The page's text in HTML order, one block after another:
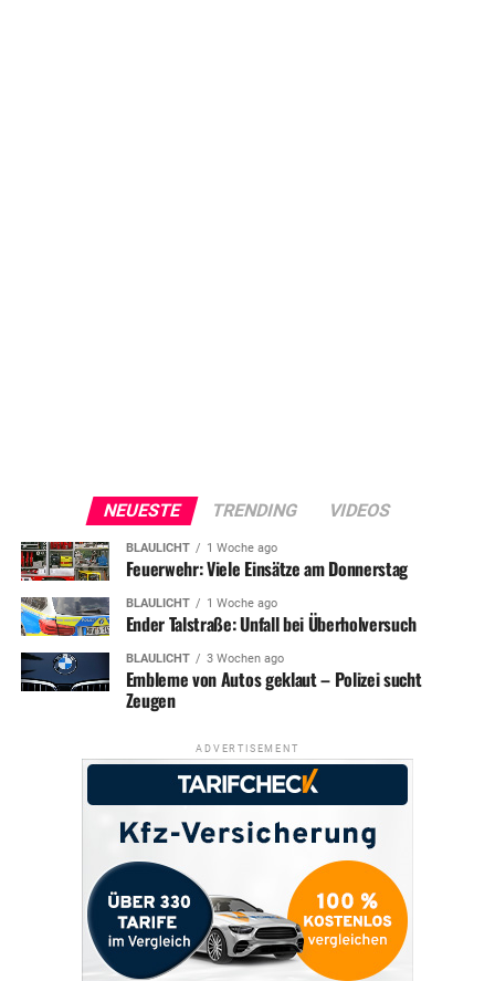
NEUESTE TRENDING VIDEOS
BLAULICHT 1 Woche ago
Feuerwehr: Viele Einsätze am Donnerstag
BLAULICHT 1 Woche ago
Ender Talstraße: Unfall bei Überholversuch
BLAULICHT 3 Wochen ago
Embleme von Autos geklaut – Polizei sucht
Zeugen
ADVERTISEMENT